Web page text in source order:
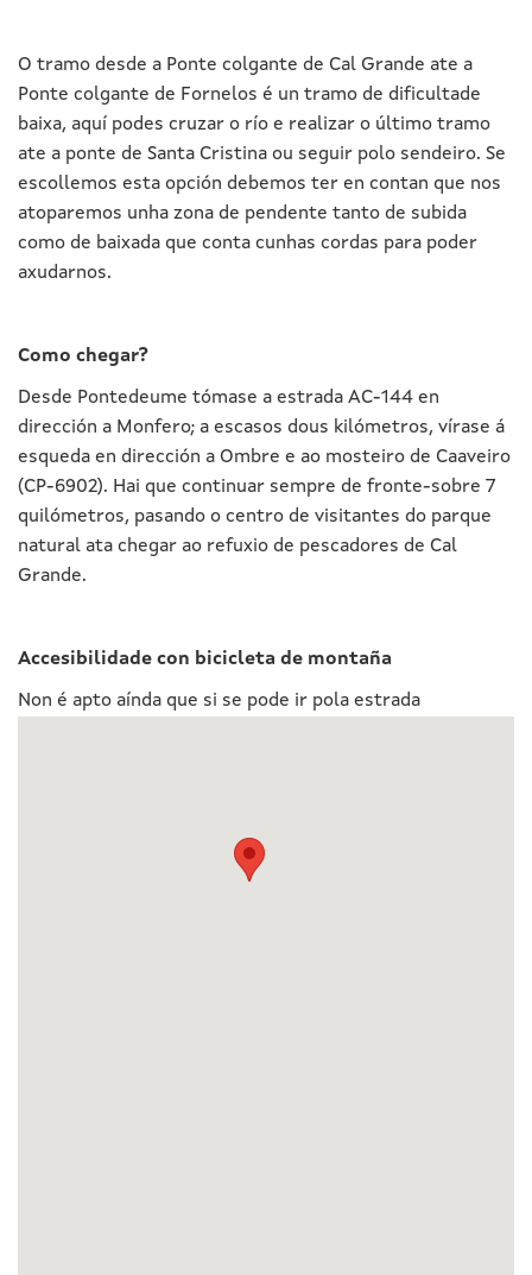
O tramo desde a Ponte colgante de Cal Grande ate a
Ponte colgante de Fornelos é un tramo de dificultade
baixa, aquí podes cruzar o río e realizar o último tramo
ate a ponte de Santa Cristina ou seguir polo sendeiro. Se
escollemos esta opción debemos ter en contan que nos
atoparemos unha zona de pendente tanto de subida
como de baixada que conta cunhas cordas para poder
axudarnos.
Como chegar?
Desde Pontedeume tómase a estrada AC-144 en
dirección a Monfero; a escasos dous kilómetros, vírase á
esqueda en dirección a Ombre e ao mosteiro de Caaveiro
(CP-6902). Hai que continuar sempre de fronte-sobre 7
quilómetros, pasando o centro de visitantes do parque
natural ata chegar ao refuxio de pescadores de Cal
Grande.
Accesibilidade con bicicleta de montaña
Non é apto aínda que si se pode ir pola estrada